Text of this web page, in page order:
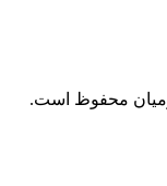
محفوظ است.